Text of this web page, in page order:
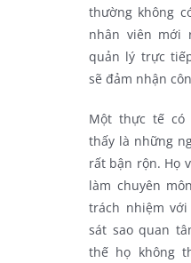
thường không
nhân viên mới
quản lý trực
sẽ đảm nhận
Một thực tế có
thấy là những
rất bận rộn. Họ
làm chuyên
trách nhiệm
sát sao quan
thế họ không